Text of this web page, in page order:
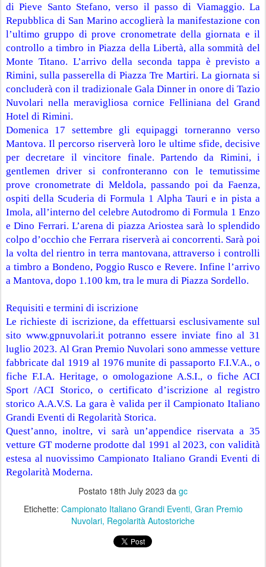
di Pieve Santo Stefano, verso il passo di Viamaggio. La
Repubblica di San Marino accoglierà la manifestazione con
l’ultimo gruppo di prove cronometrate della giornata e il
controllo a timbro in Piazza della Libertà, alla sommità del
Monte Titano. L’arrivo della seconda tappa è previsto a
Rimini, sulla passerella di Piazza Tre Martiri. La giornata si
concluderà con il tradizionale Gala Dinner in onore di Tazio
Nuvolari nella meravigliosa cornice Felliniana del Grand
Hotel di Rimini.
Domenica 17 settembre gli equipaggi torneranno verso
Mantova. Il percorso riserverà loro le ultime sfide, decisive
per decretare il vincitore finale. Partendo da Rimini, i
gentlemen driver si confronteranno con le temutissime
prove cronometrate di Meldola, passando poi da Faenza,
ospiti della Scuderia di Formula 1 Alpha Tauri e in pista a
Imola, all’interno del celebre Autodromo di Formula 1 Enzo
e Dino Ferrari. L’arena di piazza Ariostea sarà lo splendido
colpo d’occhio che Ferrara riserverà ai concorrenti. Sarà poi
la volta del rientro in terra mantovana, attraverso i controlli
a timbro a Bondeno, Poggio Rusco e Revere. Infine l’arrivo
a Mantova, dopo 1.100 km, tra le mura di Piazza Sordello.
Requisiti e termini di iscrizione
Le richieste di iscrizione, da effettuarsi esclusivamente sul
sito www.gpnuvolari.it potranno essere inviate fino al 31
luglio 2023. Al Gran Premio Nuvolari sono ammesse vetture
fabbricate dal 1919 al 1976 munite di passaporto F.I.V.A., o
fiche F.I.A. Heritage, o omologazione A.S.I., o fiche ACI
Sport /ACI Storico, o certificato d’iscrizione al registro
storico A.A.V.S. La gara è valida per il Campionato Italiano
Grandi Eventi di Regolarità Storica.
Quest’anno, inoltre, vi sarà un’appendice riservata a 35
vetture GT moderne prodotte dal 1991 al 2023, con validità
estesa al nuovissimo Campionato Italiano Grandi Eventi di
Regolarità Moderna.
Postato 18th July 2023 da gc
Etichette: Campionato Italiano Grandi Eventi Gran Premio
Nuvolari Regolarità Autostoriche